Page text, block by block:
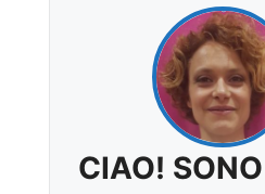
CIAO!